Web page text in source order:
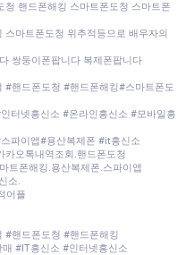
핸드폰해킹 스마트폰도청 스마트폰
마트폰도청 위추적등으로 배우자의
쌍둥이폰팝니다 복제폰팝니다
핸드폰도청 #핸드폰해킹#스마트폰도
터넷흥신소 #온라인흥신소 #모바일흥
파이앱#용산복제폰 #it흥신소
카오톡내역조회.핸드폰도청
트폰해킹.용산복제폰.스파이앱
소.
어플
#핸드폰도청 #핸드폰해킹
#IT흥신소 #인터넷흥신소